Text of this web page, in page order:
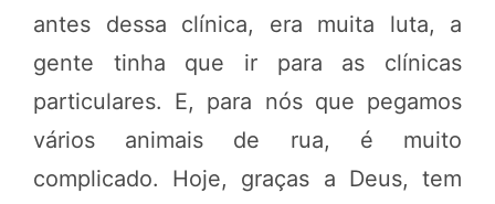
antes dessa clínica, era muita luta, a
gente tinha que ir para as clínicas
particulares. E, para nós que pegamos
vários animais de rua, é muito
complicado. Hoje, graças a Deus, tem